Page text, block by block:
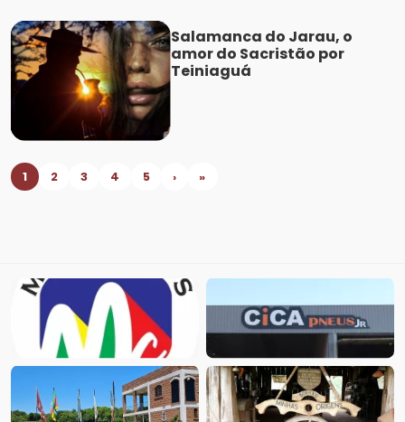
Salamanca do Jarau, o
amor do Sacristão por
Teiniaguá
1 2 3 4 5 › »